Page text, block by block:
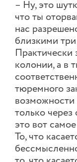
– Ну, это
что ты
нас
близкими
Практически
колонии, а в
тюремного
возможности
только через
это вот
То, что